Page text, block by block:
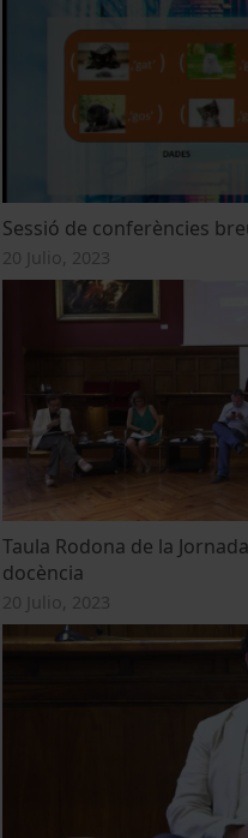
Sessió de conferències
20 Julio, 2023
Taula Rodona de la
docència
20 Julio, 2023